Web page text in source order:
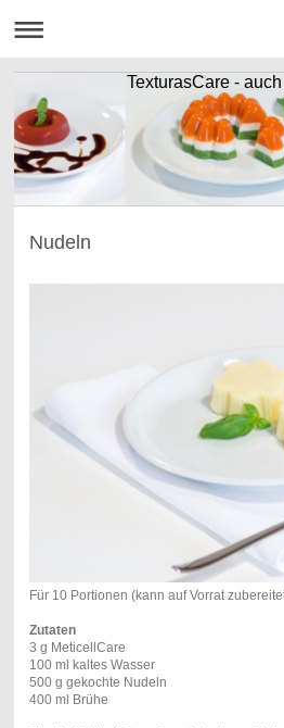
TexturasCare -
Nudeln
Für 10 Portionen (kann auf Vorrat
Zutaten
3 g MeticellCare
100 ml kaltes Wasser
500 g gekochte Nudeln
400 ml Brühe